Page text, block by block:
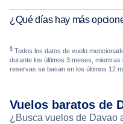
¿Qué días hay más
§ Todos los datos de vuelo
durante los últimos 3 meses,
reservas se basan en los últimos 12
Vuelos baratos de
¿Busca vuelos de Davao